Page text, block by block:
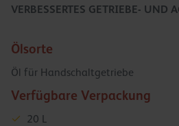
VERBESSERTES GETRIEBE- UND
Ölsorte
Öl für Handschaltgetriebe
Verfügbare Verpackung
20 L